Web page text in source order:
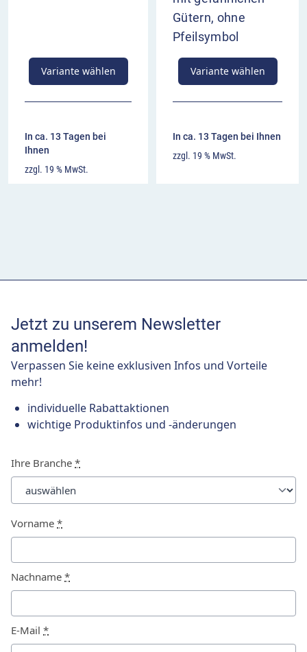
Variante wählen
In ca. 13 Tagen bei
Ihnen
zzgl. 19 % MwSt.
Gütern, ohne
Pfeilsymbol
Variante wählen
In ca. 13 Tagen bei Ihnen
zzgl. 19 % MwSt.
Jetzt zu unserem Newsletter
anmelden!
Verpassen Sie keine exklusiven Infos und Vorteile
mehr!
individuelle Rabattaktionen
wichtige Produktinfos und -änderungen
Ihre Branche *
Vorname *
Nachname *
E-Mail *